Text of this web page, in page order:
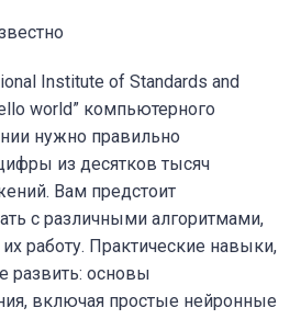
Institute of Standards and
world” компьютерного
нужно правильно
из десятков тысяч
Вам предстоит
с различными алгоритмами,
работу. Практические навыки,
развить: основы
включая простые нейронные